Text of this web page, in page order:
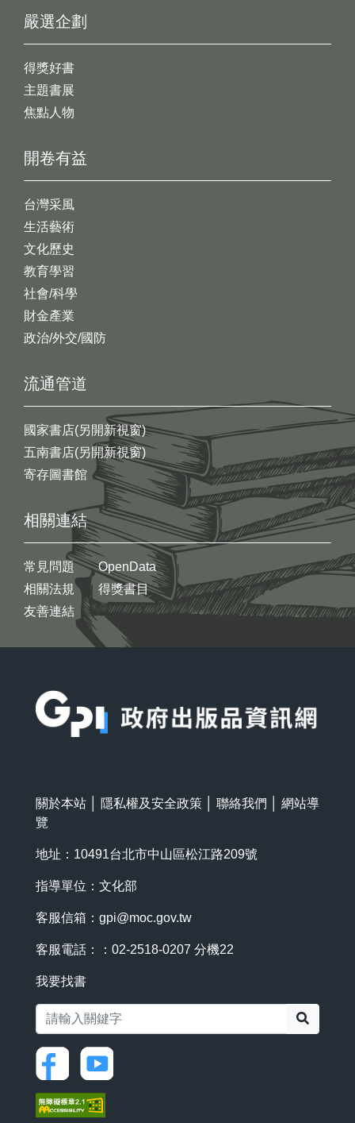
開卷有益
台灣采風
生活藝術
文化歷史
教育學習
社會/科學
財金產業
政治/外交/國防
嚴選企劃
得獎好書
主題書展
焦點人物
流通管道
國家書店(另開新視窗)
五南書店(另開新視窗)
寄存圖書館
相關連結
常見問題
相關法規
友善連結
OpenData
得獎書目
關於本站 隱私權及安全政策 聯絡我們
網站導
覽
地址：10491台北市中山區松江路209號
指導單位：文化部
客服信箱： gpi@moc.gov.tw
客服電話：：02-2518-0207 分機22
我要找書